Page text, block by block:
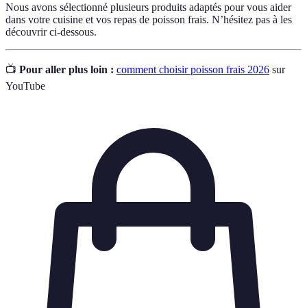
Nous avons sélectionné plusieurs produits adaptés pour vous aider
dans votre cuisine et vos repas de poisson frais. N’hésitez pas à les
découvrir ci-dessous.
📺 Pour aller plus loin : comment choisir poisson frais 2026 sur
YouTube